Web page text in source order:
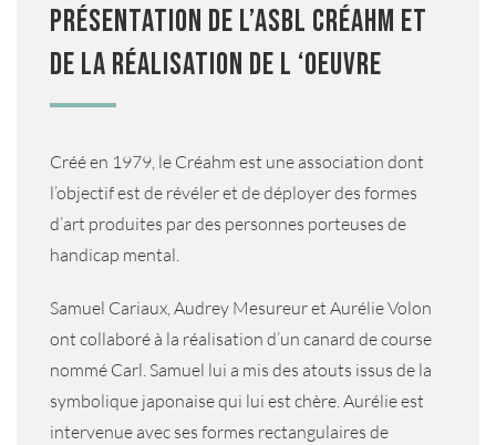
Présentation de l’ASBL CRÉAHM et
de la réalisation de l ‘oeuvre
Créé en 1979, le Créahm est une association dont
l’objectif est de révéler et de déployer des formes
d’art produites par des personnes porteuses de
handicap mental.
Samuel Cariaux, Audrey Mesureur et Aurélie Volon
ont collaboré à la réalisation d’un canard de course
nommé Carl. Samuel lui a mis des atouts issus de la
symbolique japonaise qui lui est chère. Aurélie est
intervenue avec ses formes rectangulaires de